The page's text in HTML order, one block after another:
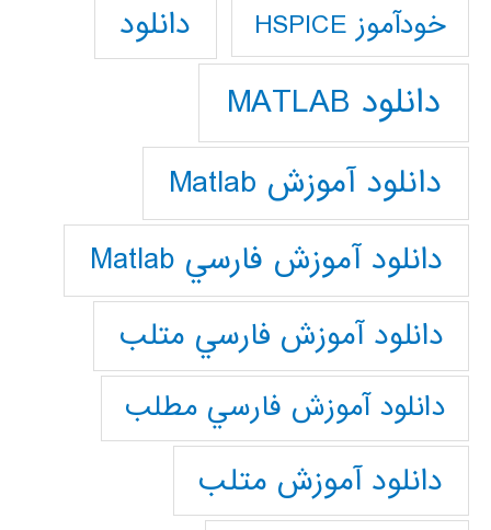
خودآموز HSPICE دانلود
دانلود MATLAB
دانلود آموزش Matlab
دانلود آموزش فارسي Matlab
دانلود آموزش فارسي متلب
دانلود آموزش فارسي مطلب
دانلود آموزش متلب